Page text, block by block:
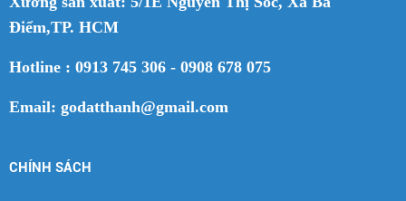
Điểm,TP. HCM
Hotline : 0913 745 306 - 0908 678 075
Email: godatthanh@gmail.com
CHÍNH SÁCH